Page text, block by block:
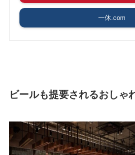
一休.com
ビールも提要されるおしゃ